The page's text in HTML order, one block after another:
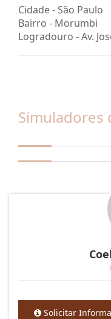
Cidade -São Paulo
Bairro - Morumbi
Logradouro -Av.
Simuladores
Solicitar